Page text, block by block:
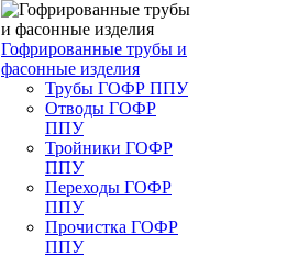
Гофрированные трубы и
фасонные изделия
Трубы ГОФР ППУ
Отводы ГОФР
ППУ
Тройники ГОФР
ППУ
Переходы ГОФР
ППУ
Прочистка ГОФР
ППУ